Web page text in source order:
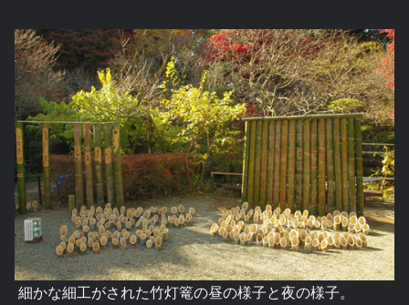
細かな細工がされた竹灯篭の昼の様子と夜の様子。